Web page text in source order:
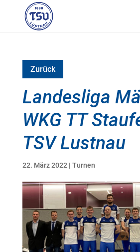
Zurück
Landesliga
WKG TT
TSV Lustnau
22. März 2022 | Turnen